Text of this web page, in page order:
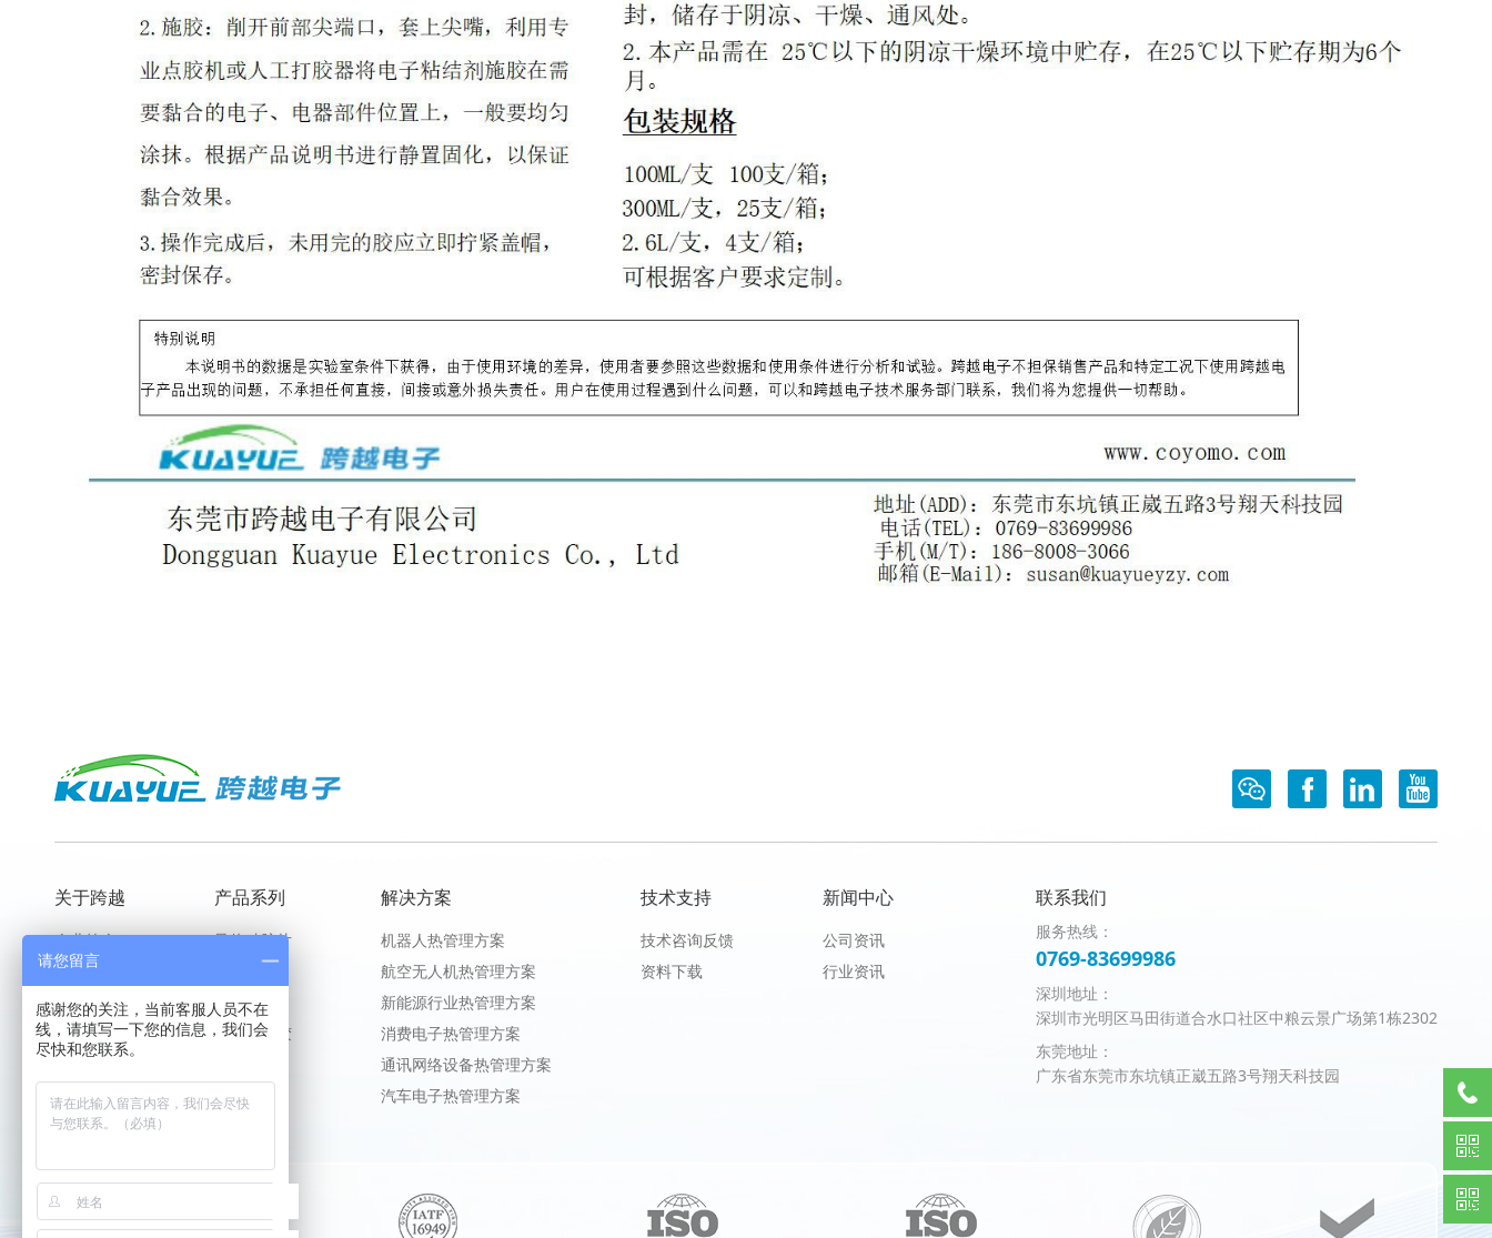
关于跨越
企业简介
荣誉证书
公司展示
产品系列
导热硅胶片
导热凝胶
电子粘接胶
解决方案
机器人热管理方案
航空无人机热管理方案
新能源行业热管理方案
消费电子热管理方案
通讯网络设备热管理方案
汽车电子热管理方案
技术支持
技术咨询反馈
资料下载
新闻中心
公司资讯
行业资讯
联系我们
服务热线：
0769-83699986
深圳地址：
深圳市光明区马田街道合水口社区中粮云景广场第1栋2302
东莞地址：
广东省东莞市东坑镇正崴五路3号翔天科技园
请您留言
感谢您的关注，当前客服人员不在
线，请填写一下您的信息，我们会
尽快和您联系。